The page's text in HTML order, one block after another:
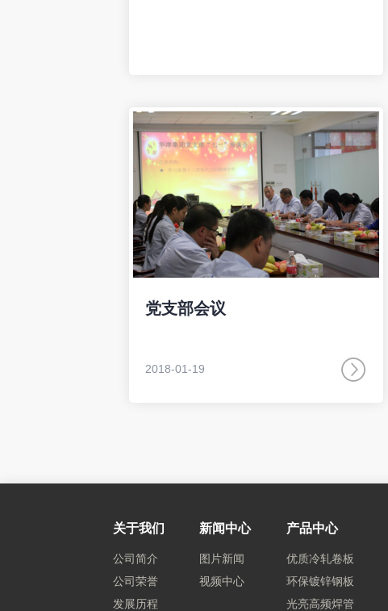
党支部会议
2018-01-19
关于我们
公司简介
公司荣誉
发展历程
新闻中心
图片新闻
视频中心
产品中心
优质冷轧卷板
环保镀锌钢板
光亮高频焊管